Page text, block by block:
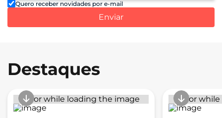
Quero receber novidades por e-mail
Enviar
Destaques